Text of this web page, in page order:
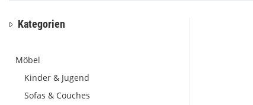
Kategorien
Möbel
Kinder & Jugend
Sofas & Couches